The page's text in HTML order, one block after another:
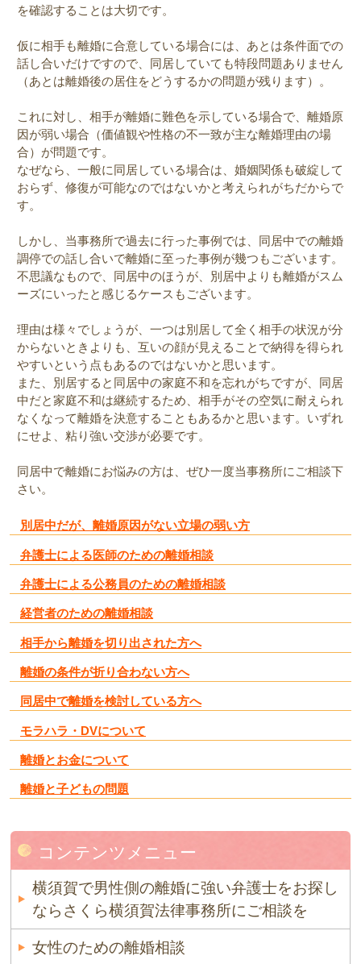
を確認することは大切です。
仮に相手も離婚に合意している場合には、あとは条件面での
話し合いだけですので、同居していても特段問題ありません
（あとは離婚後の居住をどうするかの問題が残ります）。
これに対し、相手が離婚に難色を示している場合で、離婚原
因が弱い場合（価値観や性格の不一致が主な離婚理由の場
合）が問題です。
なぜなら、 一般に同居している場合は、婚姻関係も破綻して
おらず、修復が可能なのではないかと考えられがちだからで
す。
しかし、当事務所で過去に行った事例では、同居中での離婚
調停での話し合いで離婚に至った事例が幾つもございます。
不思議なもので、同居中のほうが、別居中よりも離婚がスム
ーズにいったと感じるケースもございます。
理由は様々でしょうが、一つは別居して全く相手の状況が分
からないときよりも、互いの顔が見えることで納得を得られ
やすいという点もあるのではないかと思います。
また、別居すると同居中の家庭不和を忘れがちですが、同居
中だと家庭不和は継続するため、相手がその空気に耐えられ
なくなって離婚を決意することもあるかと思います。いずれ
にせよ、粘り強い交渉が必要です。
同居中で離婚にお悩みの方は、ぜひ一度当事務所にご相談下
さい。
別居中だが、離婚原因がない立場の弱い方
弁護士による医師のための離婚相談
弁護士による公務員のための離婚相談
経営者のための離婚相談
相手から離婚を切り出された方へ
離婚の条件が折り合わない方へ
同居中で離婚を検討している方へ
モラハラ・DVについて
離婚とお金について
離婚と子どもの問題
コンテンツメニュー
横須賀で男性側の離婚に強い弁護士をお探し
ならさくら横須賀法律事務所にご相談を
女性のための離婚相談